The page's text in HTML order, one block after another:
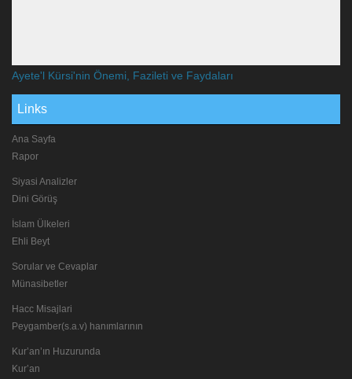
Ayete'l Kürsi'nin Önemi, Fazileti ve Faydaları
Links
Ana Sayfa
Rapor
Siyasi Analizler
Dini Görüş
İslam Ülkeleri
Ehli Beyt
Sorular ve Cevaplar
Münasibetler
Hacc Misajlari
Peygamber(s.a.v) hanımlarının
Kur’an’ın Huzurunda
Kur’an